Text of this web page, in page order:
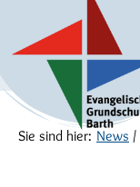
Sie sind hier: News /